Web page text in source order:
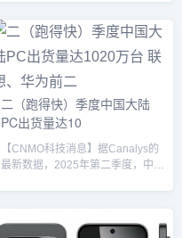
为646万台，同比上涨23.3%；销
售额为437亿元，同比上涨
41.3%；均价为6767元，同比上涨
14.7%。CNMO注意到，国内笔记
本电脑线上市场已实现连续7个月
增长。苹果MacBook Pro从数据上
来看，2025年1-7月中国笔记本电
二（跑得快）季度中国大陆
PC出货量达10
【CNMO科技消息】据Canalys的
最新数据，2025年第二季度，中国
二。消费端和商用端分别实现13%